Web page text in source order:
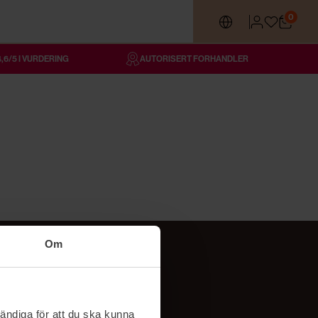
Om
för att du ska kunna
0
5 I VURDERING AUTORISERT FORHANDLER
Følg oss